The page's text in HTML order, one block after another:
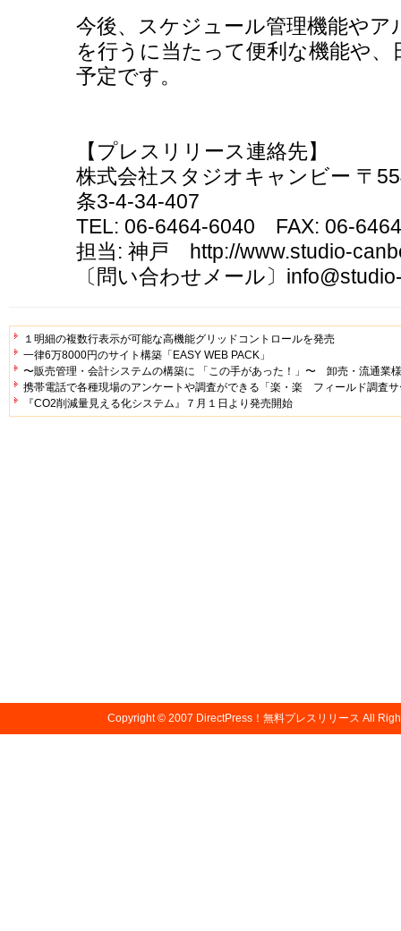
今後、スケジュール管理機能や
を行うに当たって便利な機能や
予定です。
【プレスリリース連絡先】
株式会社スタジオキャンビー 〒
条3-4-34-407
TEL: 06-6464-6040 FAX: 06-
担当: 神戸 http://www.studio-
〔問い合わせメール〕
１明細の複数行表示が可能な高機能グリッドコントロールを発売
一律6万8000円のサイト構築「EASY WEB PACK」
〜販売管理・会計システムの構築に 「この手があった！」〜 卸売・流通業
携帯電話で各種現場のアンケートや調査ができる「楽・楽 フィールド調査
『CO2削減量見える化システム』７月１日より発売開始
Copyright © 2007 DirectPress！無料プレスリリース All